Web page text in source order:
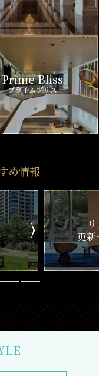
Prime Bliss
プライムブリス
め情報
新